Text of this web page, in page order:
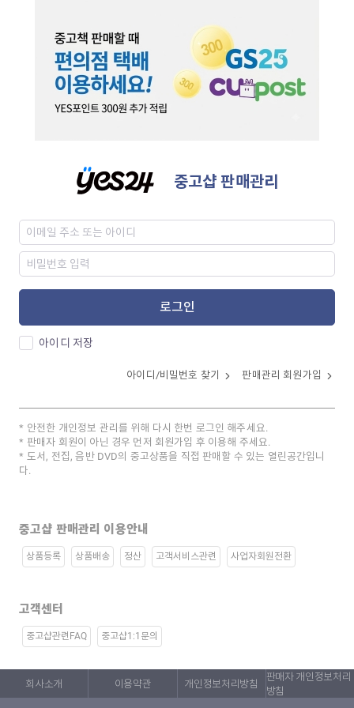
중고샵 판매관리
로그인
아이디 저장
아이디/비밀번호 찾기 판매관리 회원가입
안전한 개인정보 관리를 위해 다시 한번 로그인 해주세요.
판매자 회원이 아닌 경우 먼저 회원가입 후 이용해 주세요.
도서, 전집, 음반 DVD의 중고상품을 직접 판매할 수 있는 열린공간입니
다.
중고샵 판매관리 이용안내
상품등록 상품배송 정산 고객서비스관련 사업자회원전환
고객센터
중고샵관련FAQ 중고샵1:1문의
회사소개 이용약관 개인정보처리방침
판매자 개인정보처리
방침